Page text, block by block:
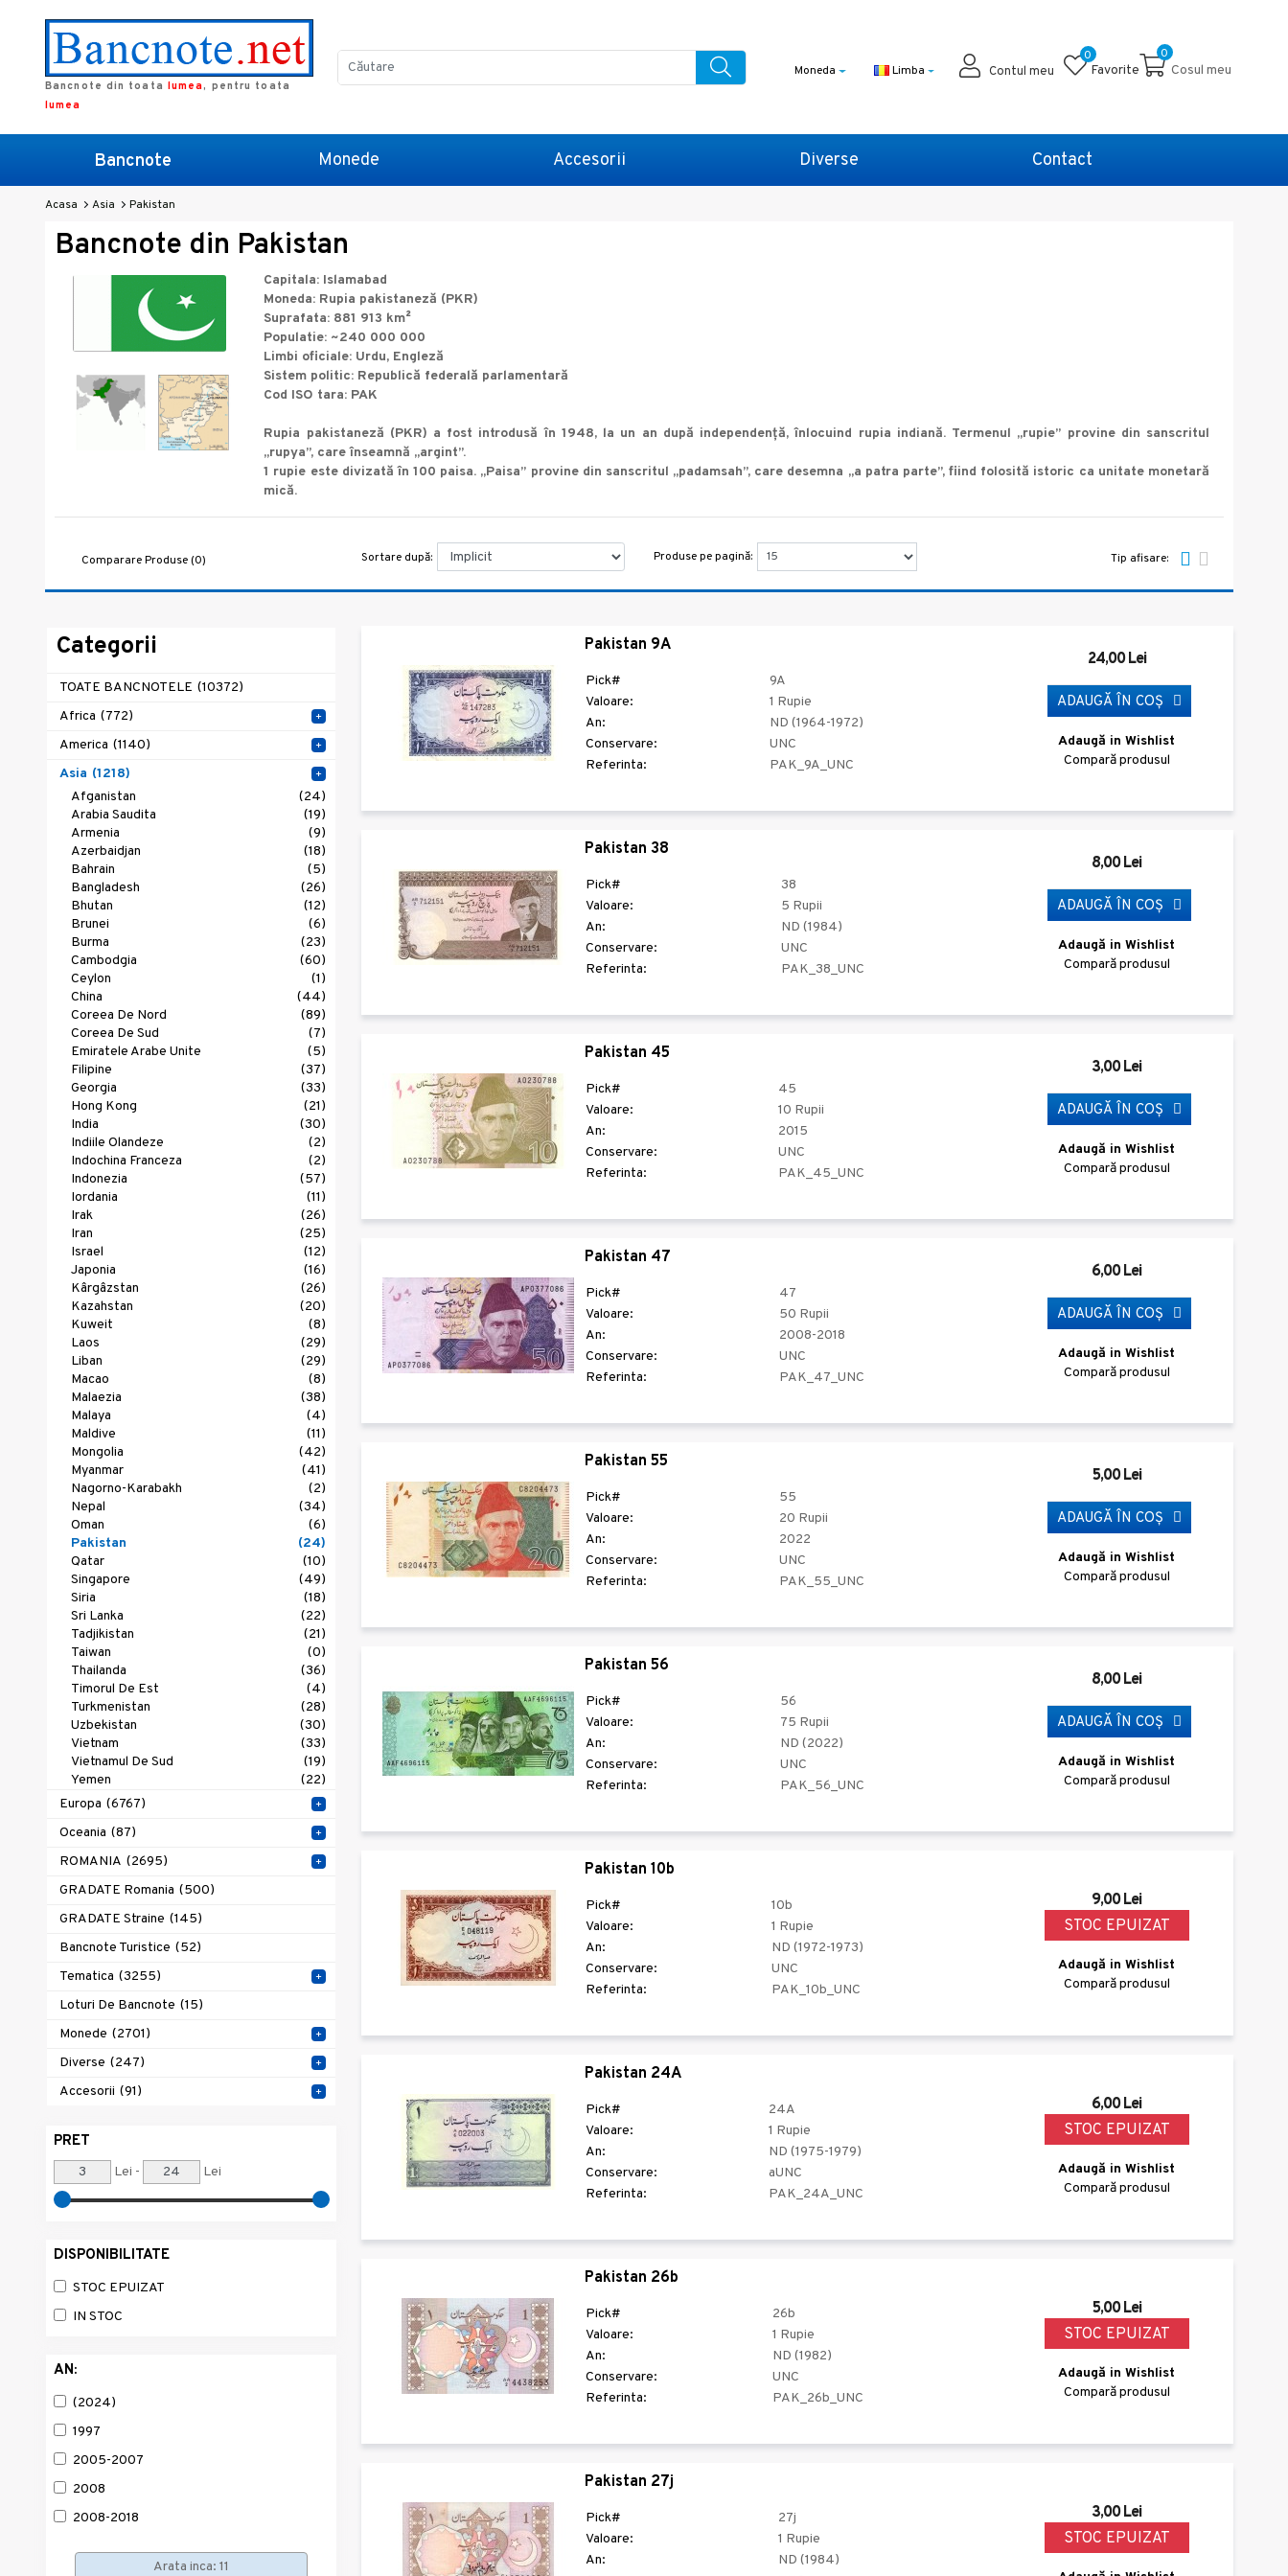
Bancnote din toata lumea, pentru toata
lumea
Moneda Limba Contul meu
0
Favorite
0
Cosul meu
Bancnote Monede Accesorii Diverse Contact
Acasa Asia Pakistan
Bancnote din Pakistan
Capitala: Islamabad
Moneda: Rupia pakistaneză (PKR)
Suprafata: 881 913 km²
Populatie: ~240 000 000
Limbi oficiale: Urdu, Engleză
Sistem politic: Republică federală parlamentară
Cod ISO tara: PAK
Rupia pakistaneză (PKR) a fost introdusă în 1948, la un an după independență, înlocuind rupia indiană. Termenul „rupie” provine din sanscritul
„rupya”, care înseamnă „argint”.
1 rupie este divizată în 100 paisa. „Paisa” provine din sanscritul „padamsah”, care desemna „a patra parte”, fiind folosită istoric ca unitate monetară
mică.
Comparare Produse (0) Sortare după: Produse pe pagină: Tip afisare:
Categorii
TOATE BANCNOTELE (10372)
Africa (772) +
America (1140) +
Asia (1218) +
Afganistan
(24)
Arabia Saudita
(19)
Armenia
(9)
Azerbaidjan
(18)
Bahrain
(5)
Bangladesh
(26)
Bhutan
(12)
Brunei
(6)
Burma
(23)
Cambodgia
(60)
Ceylon
(1)
China
(44)
Coreea De Nord
(89)
Coreea De Sud
(7)
Emiratele Arabe Unite
(5)
Filipine
(37)
Georgia
(33)
Hong Kong
(21)
India
(30)
Indiile Olandeze
(2)
Indochina Franceza
(2)
Indonezia
(57)
Iordania
(11)
Irak
(26)
Iran
(25)
Israel
(12)
Japonia
(16)
Kârgâzstan
(26)
Kazahstan
(20)
Kuweit
(8)
Laos
(29)
Liban
(29)
Macao
(8)
Malaezia
(38)
Malaya
(4)
Maldive
(11)
Mongolia
(42)
Myanmar
(41)
Nagorno-Karabakh
(2)
Nepal
(34)
Oman
(6)
Pakistan
(24)
Qatar
(10)
Singapore
(49)
Siria
(18)
Sri Lanka
(22)
Tadjikistan
(21)
Taiwan
(0)
Thailanda
(36)
Timorul De Est
(4)
Turkmenistan
(28)
Uzbekistan
(30)
Vietnam
(33)
Vietnamul De Sud
(19)
Yemen
(22)
Europa (6767) +
Oceania (87) +
ROMANIA (2695) +
GRADATE Romania (500)
GRADATE Straine (145)
Bancnote Turistice (52)
Tematica (3255) +
Loturi De Bancnote (15)
Monede (2701) +
Diverse (247) +
Accesorii (91) +
PRET
Lei - Lei
DISPONIBILITATE
STOC EPUIZAT
IN STOC
AN:
(2024)
1997
2005-2007
2008
2008-2018
Arata inca: 11
Pakistan 9A
Pick#
9A
Valoare:
1 Rupie
An:
ND (1964-1972)
Conservare:
UNC
Referinta:
PAK_9A_UNC
24,00 Lei
ADAUGĂ ÎN COŞ
Adaugă in Wishlist
Compară produsul
Pakistan 38
Pick#
38
Valoare:
5 Rupii
An:
ND (1984)
Conservare:
UNC
Referinta:
PAK_38_UNC
8,00 Lei
ADAUGĂ ÎN COŞ
Adaugă in Wishlist
Compară produsul
Pakistan 45
Pick#
45
Valoare:
10 Rupii
An:
2015
Conservare:
UNC
Referinta:
PAK_45_UNC
3,00 Lei
ADAUGĂ ÎN COŞ
Adaugă in Wishlist
Compară produsul
Pakistan 47
Pick#
47
Valoare:
50 Rupii
An:
2008-2018
Conservare:
UNC
Referinta:
PAK_47_UNC
6,00 Lei
ADAUGĂ ÎN COŞ
Adaugă in Wishlist
Compară produsul
Pakistan 55
Pick#
55
Valoare:
20 Rupii
An:
2022
Conservare:
UNC
Referinta:
PAK_55_UNC
5,00 Lei
ADAUGĂ ÎN COŞ
Adaugă in Wishlist
Compară produsul
Pakistan 56
Pick#
56
Valoare:
75 Rupii
An:
ND (2022)
Conservare:
UNC
Referinta:
PAK_56_UNC
8,00 Lei
ADAUGĂ ÎN COŞ
Adaugă in Wishlist
Compară produsul
Pakistan 10b
Pick#
10b
Valoare:
1 Rupie
An:
ND (1972-1973)
Conservare:
UNC
Referinta:
PAK_10b_UNC
9,00 Lei
STOC EPUIZAT
Adaugă in Wishlist
Compară produsul
Pakistan 24A
Pick#
24A
Valoare:
1 Rupie
An:
ND (1975-1979)
Conservare:
aUNC
Referinta:
PAK_24A_UNC
6,00 Lei
STOC EPUIZAT
Adaugă in Wishlist
Compară produsul
Pakistan 26b
Pick#
26b
Valoare:
1 Rupie
An:
ND (1982)
Conservare:
UNC
Referinta:
PAK_26b_UNC
5,00 Lei
STOC EPUIZAT
Adaugă in Wishlist
Compară produsul
Pakistan 27j
Pick#
27j
Valoare:
1 Rupie
An:
ND (1984)
3,00 Lei
STOC EPUIZAT